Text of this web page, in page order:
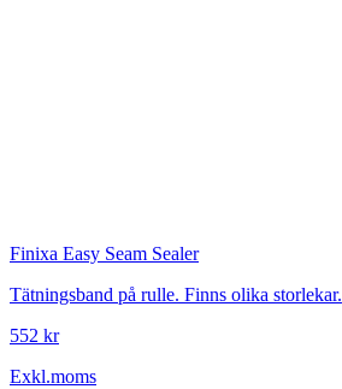
Finixa Easy Seam Sealer
Tätningsband på rulle. Finns olika storlekar.
552 kr
Exkl.moms